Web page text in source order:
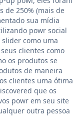
de 250% (mais de
sua mídia
powr social
como uma
clientes como
os produtos se
de maneira
clientes uma ótima
que os
powr em seu site
outra pessoa